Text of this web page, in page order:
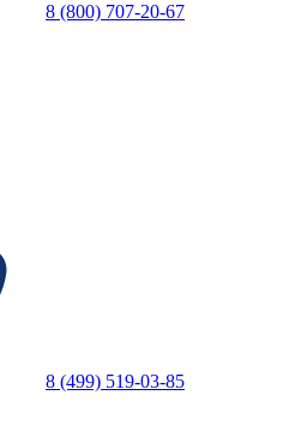
8 (800) 707-20-67
8 (499) 519-03-85